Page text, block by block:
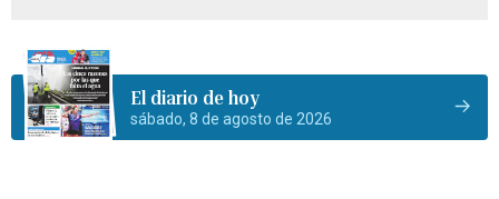
El diario de hoy
sábado, 8 de agosto de 2026